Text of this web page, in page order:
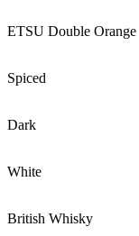
ETSU Double Orange
Spiced
Dark
White
British Whisky